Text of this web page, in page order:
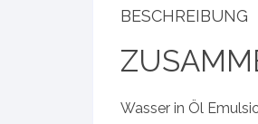
BESCHREIBUNG
Wasser in Öl